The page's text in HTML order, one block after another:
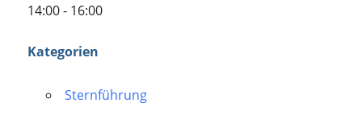
14:00 - 16:00
Kategorien
Sternführung